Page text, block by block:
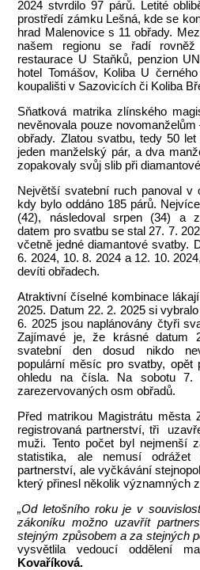
2024 stvrdilo 97 párů. Letité
prostředí zámku Lešná, kde se
hrad Malenovice s 11 obřady.
našem regionu se řadí rovněž
restaurace U Staňků, penzion
hotel Tomášov, Koliba U
koupališti v Sazovicích či Koliba
Sňatková matrika zlínského
nevěnovala pouze
obřady. Zlatou svatbu, tedy 50
jeden manželský pár, a dva
zopakovaly svůj slib při
Největší svatební ruch panoval v
kdy bylo oddáno 185 párů.
(42), následoval srpen (34) a
datem pro svatbu se stal 27. 7.
včetně jedné diamantové svatby.
6. 2024, 10. 8. 2024 a 12. 10.
devíti obřadech.
Atraktivní číselné kombinace
2025. Datum 22. 2. 2025 si
6. 2025 jsou naplánovány čtyři
Zajímavé je, že krásné datum
svatební den dosud nikdo
populární měsíc pro svatby, opět
ohledu na čísla. Na sobotu
zarezervovaných osm obřadů.
Před matrikou Magistrátu města
registrovaná partnerství, tři
muži. Tento počet byl nejmenší
statistika, ale nemusí odrážet
partnerství, ale vyčkávání
který přinesl několik významných
„Od letošního roku je v
zákoníku možno uzavřít
stejným způsobem a za stejných
vysvětlila vedoucí oddělení
Kovaříková.